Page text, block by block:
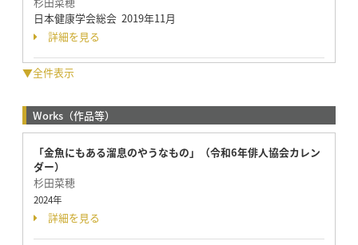
日本健康学会総会 2019年11月
詳細を見る
▼全件表示
Works（作品等）
「金魚にもある溜息のやうなもの」（令和6年俳人協会カレン
ダー）
杉田菜穂
2024年
詳細を見る